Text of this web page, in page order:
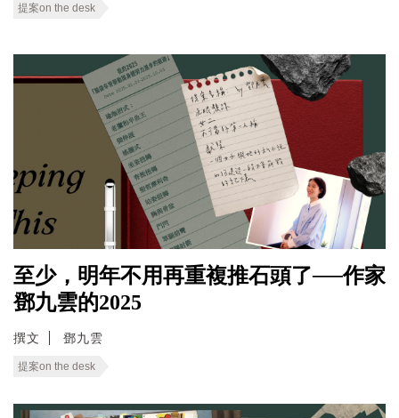
提案on the desk
至少，明年不用再重複推石頭了──作家
鄧九雲的2025
撰文 鄧九雲
提案on the desk